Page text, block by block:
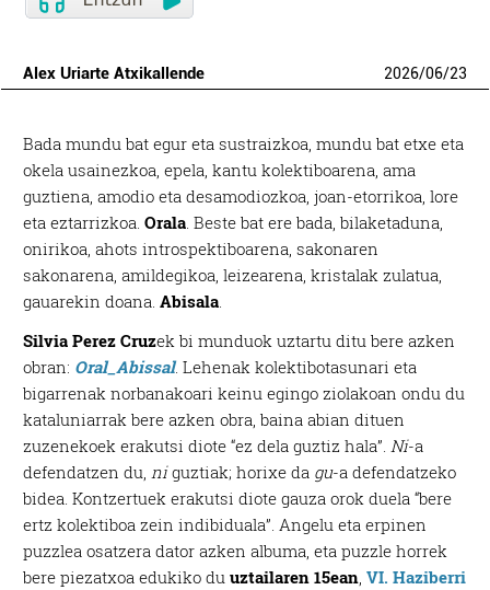
Alex Uriarte Atxikallende 2026/06/23
Bada mundu bat egur eta sustraizkoa, mundu bat etxe eta
okela usainezkoa, epela, kantu kolektiboarena, ama
guztiena, amodio eta desamodiozkoa, joan-etorrikoa, lore
eta eztarrizkoa.Orala. Beste bat ere bada, bilaketaduna,
onirikoa, ahots introspektiboarena, sakonaren
sakonarena, amildegikoa, leizearena, kristalak zulatua,
gauarekin doana.Abisala.
Silvia Perez Cruzek bi munduok uztartu ditu bere azken
obran: Oral_Abissal. Lehenak kolektibotasunari eta
bigarrenak norbanakoari keinu egingo ziolakoan ondu du
kataluniarrak bere azken obra, baina abian dituen
zuzenekoek erakutsi diote “ez dela guztiz hala”.Ni-a
defendatzen du,niguztiak; horixe da gu-a defendatzeko
bidea. Kontzertuek erakutsi diote gauza orok duela “bere
ertz kolektiboa zein indibiduala”. Angelu eta erpinen
puzzlea osatzera dator azken albuma, eta puzzle horrek
bere piezatxoa edukiko duuztailaren 15ean,VI. Haziberri